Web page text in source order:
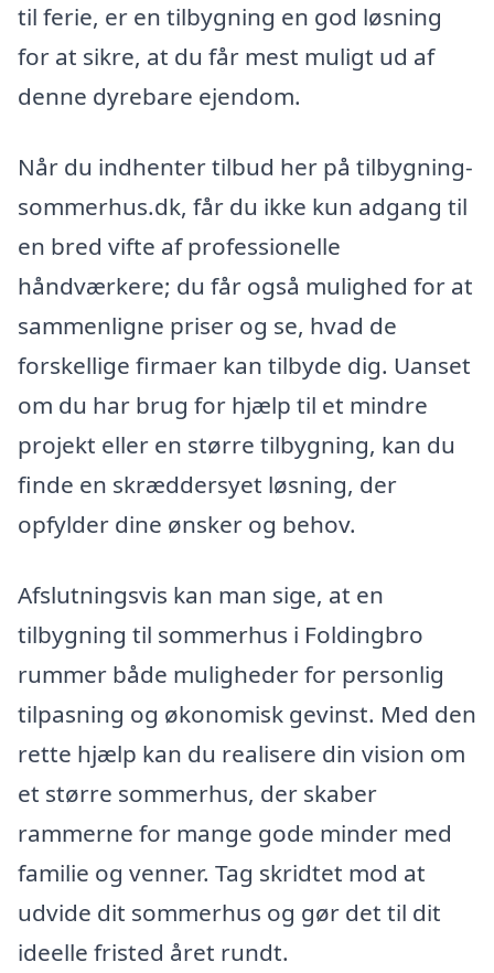
til ferie, er en tilbygning en god løsning
for at sikre, at du får mest muligt ud af
denne dyrebare ejendom.
Når du indhenter tilbud her på tilbygning-
sommerhus.dk, får du ikke kun adgang til
en bred vifte af professionelle
håndværkere; du får også mulighed for at
sammenligne priser og se, hvad de
forskellige firmaer kan tilbyde dig. Uanset
om du har brug for hjælp til et mindre
projekt eller en større tilbygning, kan du
finde en skræddersyet løsning, der
opfylder dine ønsker og behov.
Afslutningsvis kan man sige, at en
tilbygning til sommerhus i Foldingbro
rummer både muligheder for personlig
tilpasning og økonomisk gevinst. Med den
rette hjælp kan du realisere din vision om
et større sommerhus, der skaber
rammerne for mange gode minder med
familie og venner. Tag skridtet mod at
udvide dit sommerhus og gør det til dit
ideelle fristed året rundt.